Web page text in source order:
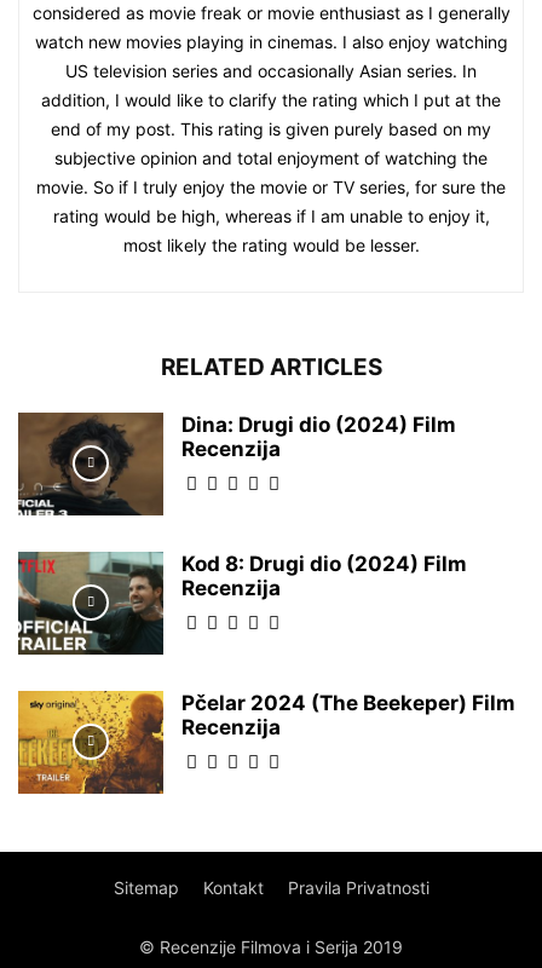
considered as movie freak or movie enthusiast as I generally
watch new movies playing in cinemas. I also enjoy watching
US television series and occasionally Asian series. In
addition, I would like to clarify the rating which I put at the
end of my post. This rating is given purely based on my
subjective opinion and total enjoyment of watching the
movie. So if I truly enjoy the movie or TV series, for sure the
rating would be high, whereas if I am unable to enjoy it,
most likely the rating would be lesser.
RELATED ARTICLES
Dina: Drugi dio (2024) Film
Recenzija
Kod 8: Drugi dio (2024) Film
Recenzija
Pčelar 2024 (The Beekeper) Film
Recenzija
Sitemap Kontakt Pravila Privatnosti
© Recenzije Filmova i Serija 2019